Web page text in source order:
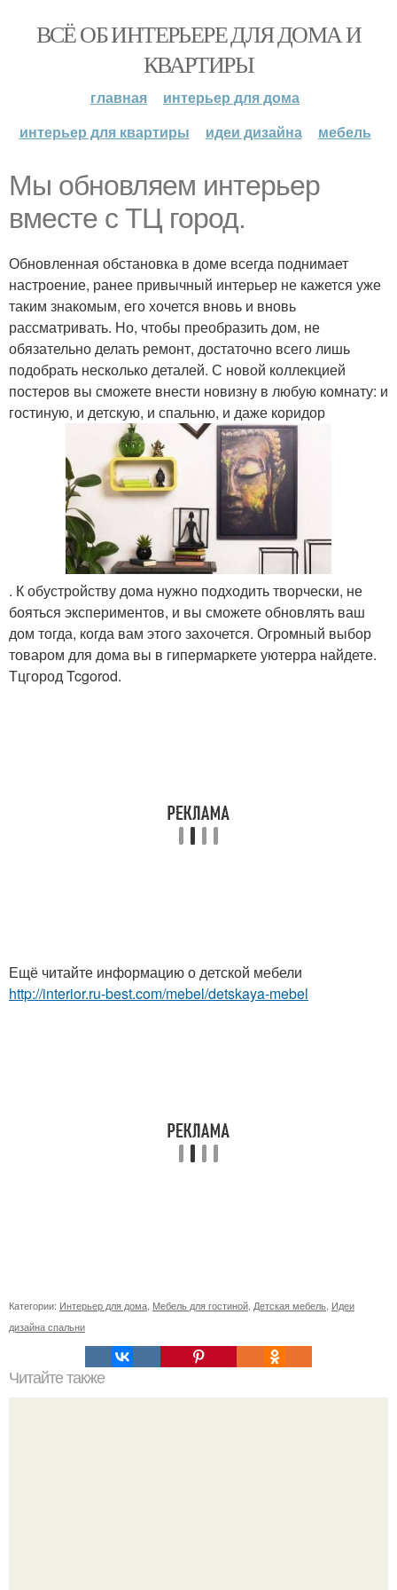
ВСЁ ОБ ИНТЕРЬЕРЕ ДЛЯ ДОМА И
КВАРТИРЫ
главная
интерьер для дома
интерьер для квартиры
идеи дизайна мебель
Мы обновляем интерьер
вместе с ТЦ город.
Обновленная обстановка в доме всегда поднимает
настроение, ранее привычный интерьер не кажется уже
таким знакомым, его хочется вновь и вновь
рассматривать. Но, чтобы преобразить дом, не
обязательно делать ремонт, достаточно всего лишь
подобрать несколько деталей. С новой коллекцией
постеров вы сможете внести новизну в любую комнату: и
гостиную, и детскую, и спальню, и даже коридор
. К обустройству дома нужно подходить творчески, не
бояться экспериментов, и вы сможете обновлять ваш
дом тогда, когда вам этого захочется. Огромный выбор
товаром для дома вы в гипермаркете уютерра найдете.
Тцгород Tcgorod.
Ещё читайте информацию о детской мебели
http://interior.ru-best.com/mebel/detskaya-mebel
Категории: Интерьер для дома Мебель для гостиной Детская мебель Идеи
дизайна спальни
Читайте также